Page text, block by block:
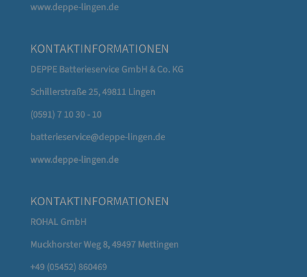
www.deppe-lingen.de
KONTAKTINFORMATIONEN
DEPPE Batterieservice GmbH & Co. KG
Schillerstraße 25, 49811 Lingen
(0591) 7 10 30 - 10
batterieservice@deppe-lingen.de
www.deppe-lingen.de
KONTAKTINFORMATIONEN
ROHAL GmbH
Muckhorster Weg 8, 49497 Mettingen
+49 (05452) 860469